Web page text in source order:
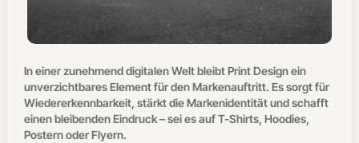
In einer zunehmend digitalen Welt bleibt Print Design ein
unverzichtbares Element für den Markenauftritt. Es sorgt für
Wiedererkennbarkeit, stärkt die Markenidentität und schafft
einen bleibenden Eindruck – sei es auf T-Shirts, Hoodies,
Postern oder Flyern.